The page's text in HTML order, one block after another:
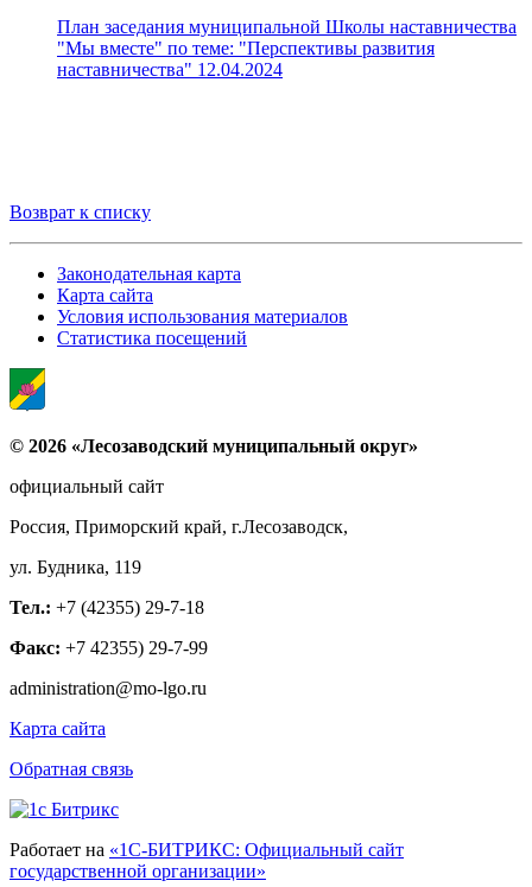
План заседания муниципальной Школы наставничества
"Мы вместе" по теме: "Перспективы развития
наставничества" 12.04.2024
Возврат к списку
Законодательная карта
Карта сайта
Условия использования материалов
Статистика посещений
© 2026 «Лесозаводский муниципальный округ»
официальный сайт
Россия, Приморский край, г.Лесозаводск,
ул. Будника, 119
Тел.: +7 (42355) 29-7-18
Факс: +7 42355) 29-7-99
administration@mo-lgo.ru
Карта сайта
Обратная связь
Работает на «1С-БИТРИКС: Официальный сайт
государственной организации»